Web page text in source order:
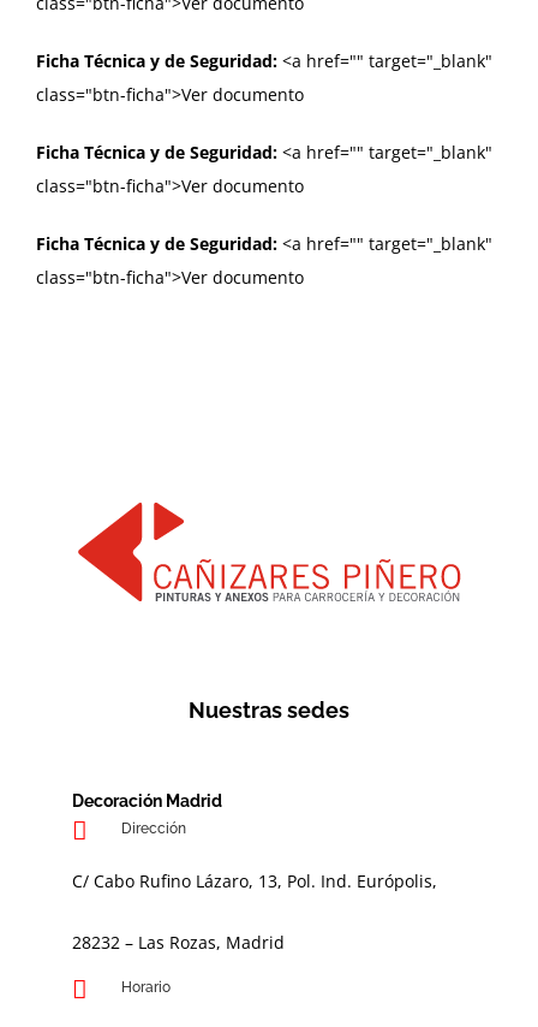
Ficha Técnica y de Seguridad: <a href="" target="_blank"
class="btn-ficha">Ver documento
Ficha Técnica y de Seguridad: <a href="" target="_blank"
class="btn-ficha">Ver documento
Ficha Técnica y de Seguridad: <a href="" target="_blank"
class="btn-ficha">Ver documento
Nuestras sedes
Decoración Madrid
Dirección
C/ Cabo Rufino Lázaro, 13, Pol. Ind. Európolis,
28232 – Las Rozas, Madrid
Horario